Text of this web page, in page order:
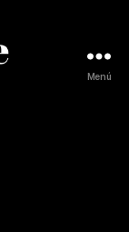
Menú